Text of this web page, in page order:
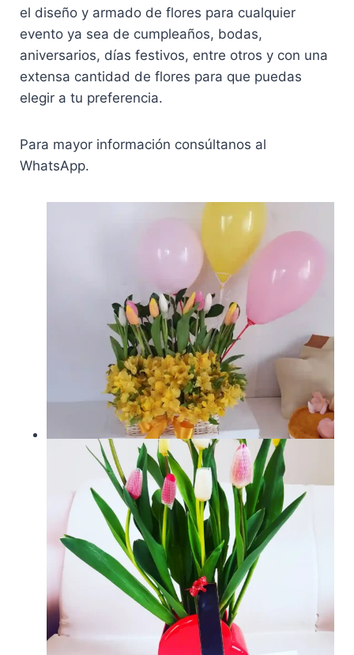
el diseño y armado de flores para cualquier
evento ya sea de cumpleaños, bodas,
aniversarios, días festivos, entre otros y con una
extensa cantidad de flores para que puedas
elegir a tu preferencia.
Para mayor información consúltanos al
WhatsApp.